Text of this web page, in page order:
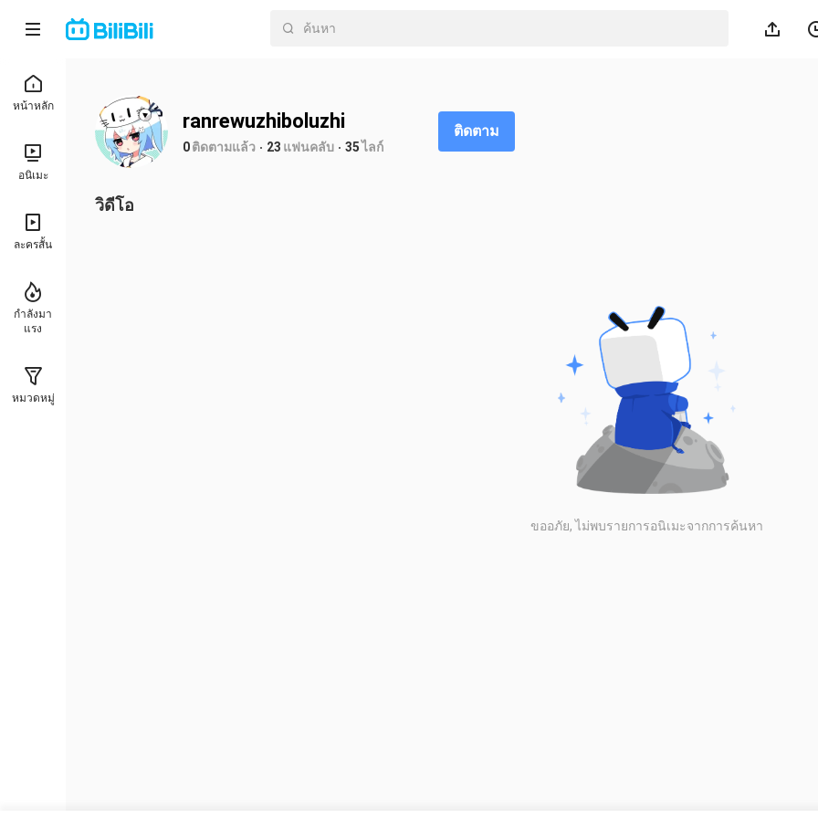
หน้าหลัก
อนิเมะ
ละครสั้น
กำลังมา
แรง
หมวดหมู่
ranrewuzhiboluzhi
0ติดตามแล้ว 23 แฟนคลับ 35ไลก์
ติดตาม
วิดีโอ
ขออภัย, ไม่พบรายการอนิเมะจากการค้นหา